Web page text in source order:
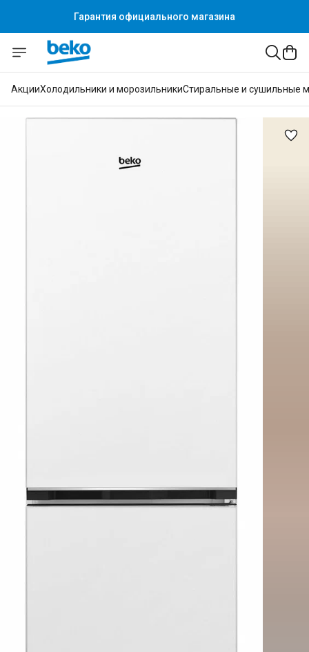
Гарантия официального магазина
АкцииХолодильники и морозильникиСтиральные и сушильные